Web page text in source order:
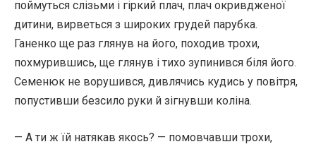
поймуться слізьми і гіркий плач, плач окривдженої
дитини, вирветься з широких грудей парубка.
Ганенко ще раз глянув на його, походив трохи,
похмурившись, ще глянув і тихо зупинився біля його.
Семенюк не ворушився, дивлячись кудись у повітря,
попустивши безсило руки й зігнувши коліна.
— А ти ж їй натякав якось? — помовчавши трохи,